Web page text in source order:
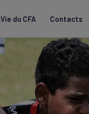
Vie du CFA Contacts